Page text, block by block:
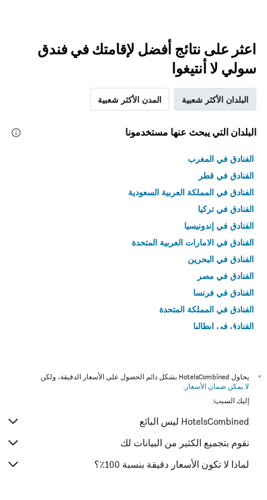
اعثر على نتائج أفضل لإقامتك في فندق
سولي لا أنتيغوا
البلدان الأكثر شعبية المدن الأكثر شعبية
البلدان التي يبحث عنها مستخدمونا
الفنادق في المغرب
الفنادق في قطر
الفنادق في المملكة العربية السعودية
الفنادق في تركيا
الفنادق في إندونيسيا
الفنادق في الامارات العربية المتحدة
الفنادق في البحرين
الفنادق في مصر
الفنادق في فرنسا
الفنادق في المملكة المتحدة
الفنادق في إيطاليا
*
يحاول HotelsCombined بشكل دائم الحصول على الأسعار الدقيقة، ولكن
لا يمكن ضمان الأسعار .
إليك السبب:
HotelsCombined ليس البائع
نقوم بتجميع الكثير من البيانات لك
لماذا لا تكون الأسعار دقيقة بنسبة 100٪؟